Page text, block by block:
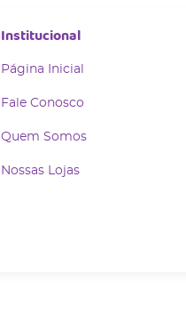
Institucional
Página Inicial
Fale Conosco
Quem Somos
Nossas Lojas